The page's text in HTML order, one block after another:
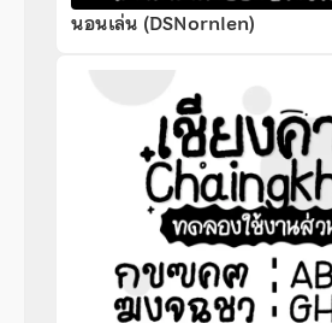
นอนเล่น (DSNornlen)